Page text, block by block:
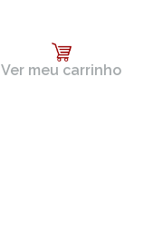
Ver meu carrinho